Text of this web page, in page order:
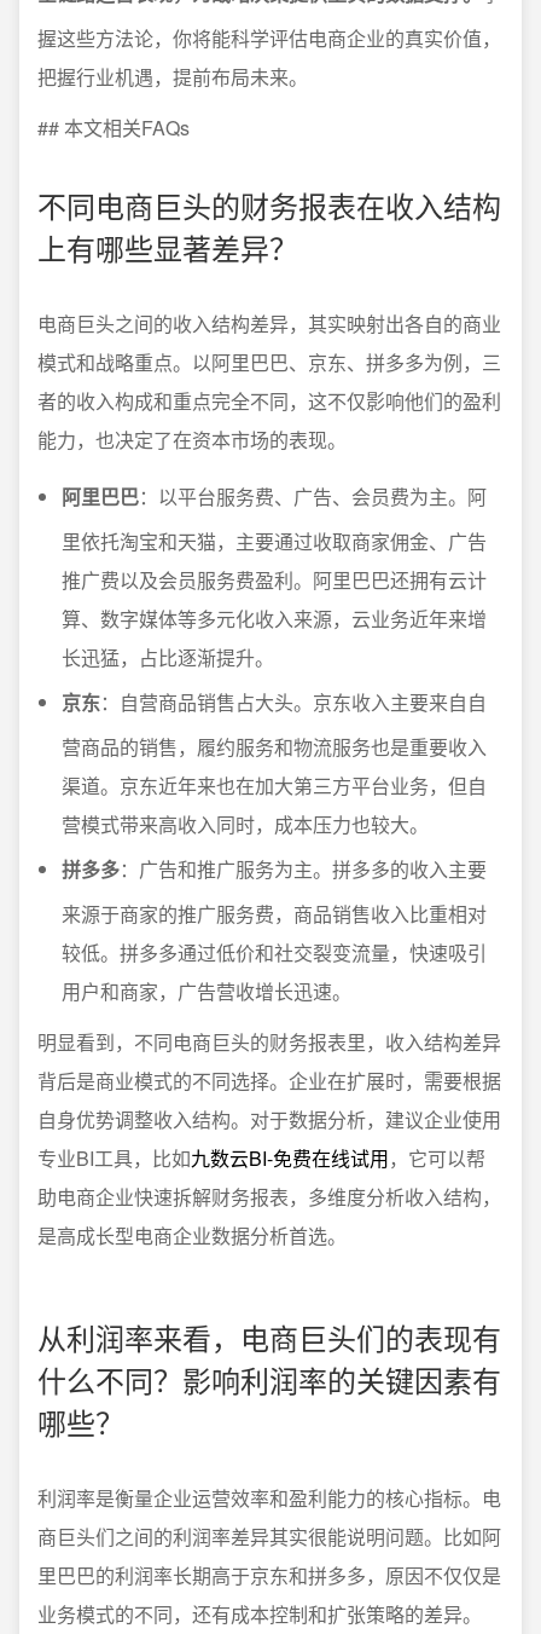
握这些方法论，你将能科学评估电商企业的真实价值，
把握行业机遇，提前布局未来。
## 本文相关FAQs
不同电商巨头的财务报表在收入结构
上有哪些显著差异？
电商巨头之间的收入结构差异，其实映射出各自的商业
模式和战略重点。以阿里巴巴、京东、拼多多为例，三
者的收入构成和重点完全不同，这不仅影响他们的盈利
能力，也决定了在资本市场的表现。
阿里巴巴：以平台服务费、广告、会员费为主。阿
里依托淘宝和天猫，主要通过收取商家佣金、广告
推广费以及会员服务费盈利。阿里巴巴还拥有云计
算、数字媒体等多元化收入来源，云业务近年来增
长迅猛，占比逐渐提升。
京东：自营商品销售占大头。京东收入主要来自自
营商品的销售，履约服务和物流服务也是重要收入
渠道。京东近年来也在加大第三方平台业务，但自
营模式带来高收入同时，成本压力也较大。
拼多多：广告和推广服务为主。拼多多的收入主要
来源于商家的推广服务费，商品销售收入比重相对
较低。拼多多通过低价和社交裂变流量，快速吸引
用户和商家，广告营收增长迅速。
明显看到，不同电商巨头的财务报表里，收入结构差异
背后是商业模式的不同选择。企业在扩展时，需要根据
自身优势调整收入结构。对于数据分析，建议企业使用
专业BI工具，比如九数云BI-免费在线试用，它可以帮
助电商企业快速拆解财务报表，多维度分析收入结构，
是高成长型电商企业数据分析首选。
从利润率来看，电商巨头们的表现有
什么不同？影响利润率的关键因素有
哪些？
利润率是衡量企业运营效率和盈利能力的核心指标。电
商巨头们之间的利润率差异其实很能说明问题。比如阿
里巴巴的利润率长期高于京东和拼多多，原因不仅仅是
业务模式的不同，还有成本控制和扩张策略的差异。